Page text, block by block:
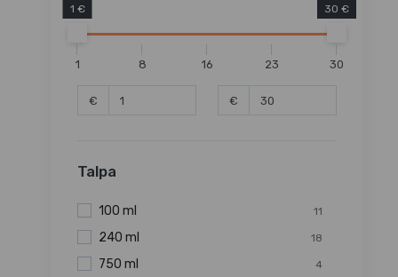
1 € 30 €
1 8 16 23 30
€ €
Talpa
100 ml 11
240 ml 18
750 ml 4